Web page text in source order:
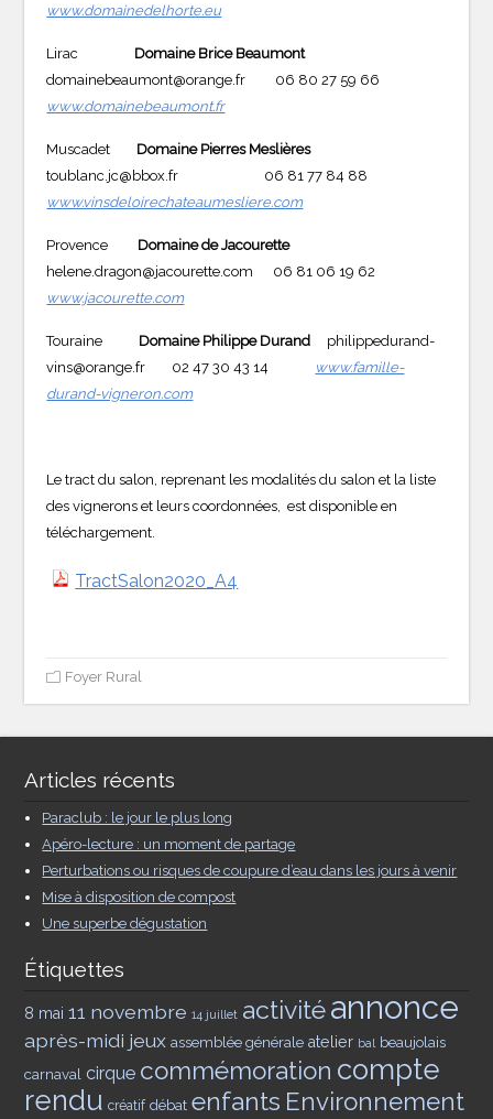
www.domainedelhorte.eu
Lirac Domaine Brice Beaumont
domainebeaumont@orange.fr 06 80 27 59 66
www.domainebeaumont.fr
Muscadet Domaine Pierres Meslières
toublanc.jc@bbox.fr 06 81 77 84 88
www.vinsdeloirechateaumesliere.com
Provence Domaine de Jacourette
helene.dragon@jacourette.com 06 81 06 19 62
www.jacourette.com
Touraine Domaine Philippe Durand
philippedurand-
vins@orange.fr 02 47 30 43 14
www.famille-
durand-vigneron.com
Le tract du salon, reprenant les modalités du salon et la liste
des vignerons et leurs coordonnées, est disponible en
téléchargement.
TractSalon2020_A4
Foyer Rural
Articles récents
Paraclub : le jour le plus long
Apéro-lecture : un moment de partage
Perturbations ou risques de coupure d’eau dans les jours à venir
Mise à disposition de compost
Une superbe dégustation
Étiquettes
8 mai 11 novembre 14 juillet activitéannonce
après-midi jeux assemblée générale atelier bal beaujolais
carnaval cirque commémoration compte
rendu créatif débat enfants Environnement